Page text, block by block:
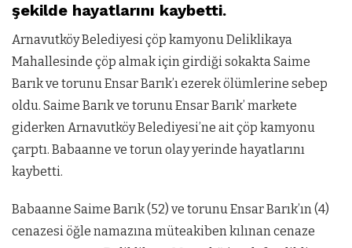
şekilde hayatlarını kaybetti.
Arnavutköy Belediyesi çöp kamyonu Deliklikaya
Mahallesinde çöp almak için girdiği sokakta Saime
Barık ve torunu Ensar Barık’ı ezerek ölümlerine sebep
oldu. Saime Barık ve torunu Ensar Barık’ markete
giderken Arnavutköy Belediyesi’ne ait çöp kamyonu
çarptı. Babaanne ve torun olay yerinde hayatlarını
kaybetti.
Babaanne Saime Barık (52) ve torunu Ensar Barık’ın (4)
cenazesi öğle namazına müteakiben kılınan cenaze